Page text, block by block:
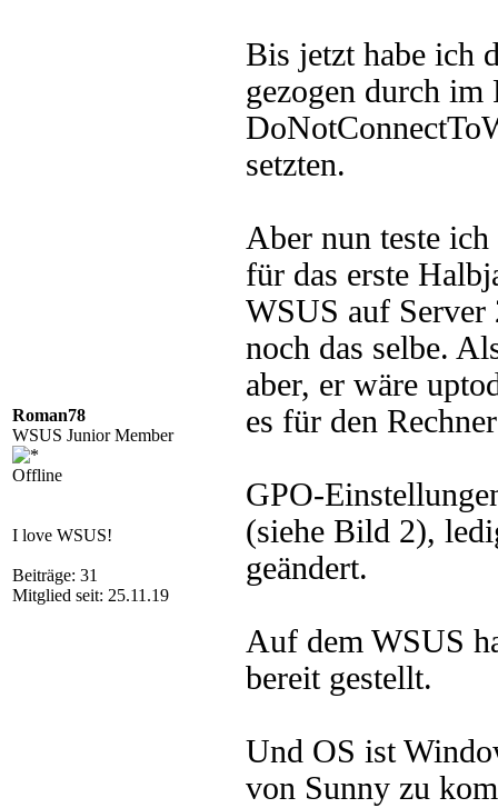
Roman78
WSUS Junior Member
Offline
I love WSUS!
Beiträge: 31
Mitglied seit: 25.11.19
Bis jetzt habe ich
gezogen durch im
setzten.
Aber nun teste
für das erste
WSUS auf
noch das selbe.
aber, er wäre
es für den
GPO-
(siehe Bild 2),
geändert.
Auf dem WSUS
bereit gestellt.
Und OS ist
von Sunny zu